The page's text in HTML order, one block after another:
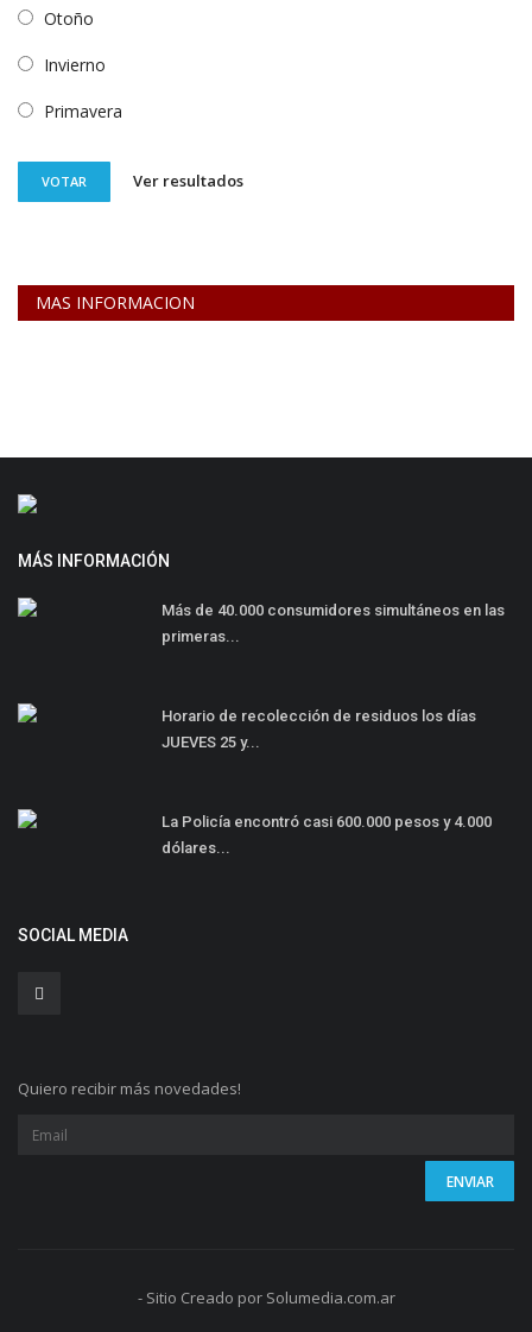
Otoño
Invierno
Primavera
VOTAR Ver resultados
MAS INFORMACION
MÁS INFORMACIÓN
Más de 40.000 consumidores simultáneos en las
primeras...
Horario de recolección de residuos los días
JUEVES 25 y...
La Policía encontró casi 600.000 pesos y 4.000
dólares...
SOCIAL MEDIA
Quiero recibir más novedades!
- Sitio Creado por Solumedia.com.ar